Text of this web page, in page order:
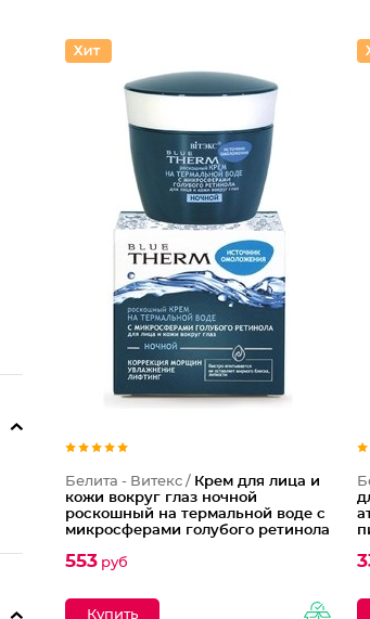
Белита - Витекс / Крем для лица и
кожи вокруг глаз ночной
роскошный на термальной воде с
микросферами голубого ретинола
553руб